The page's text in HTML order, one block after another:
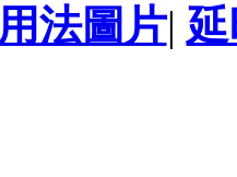
用法圖片|